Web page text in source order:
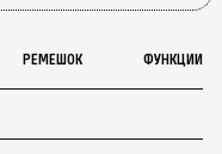
РЕМЕШОК ФУНКЦИИ